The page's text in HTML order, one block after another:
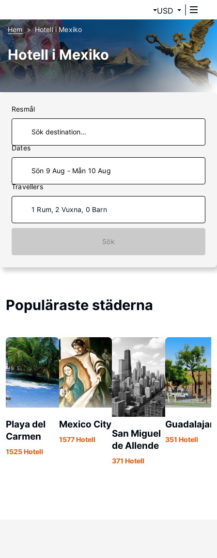
USD
Hem Hotell i Mexiko
Hotell i Mexiko
Resmål
Dates
Sön 9 Aug - Mån 10 Aug
Travellers
1 Rum, 2 Vuxna, 0 Barn
Sök
Populäraste städerna
Playa del
Carmen
1525 Hotell
Mexico City
1577 Hotell
San Miguel
de Allende
371 Hotell
351 Hotell